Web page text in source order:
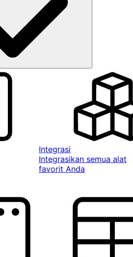
Integrasi
Integrasikan semua alat
favorit Anda